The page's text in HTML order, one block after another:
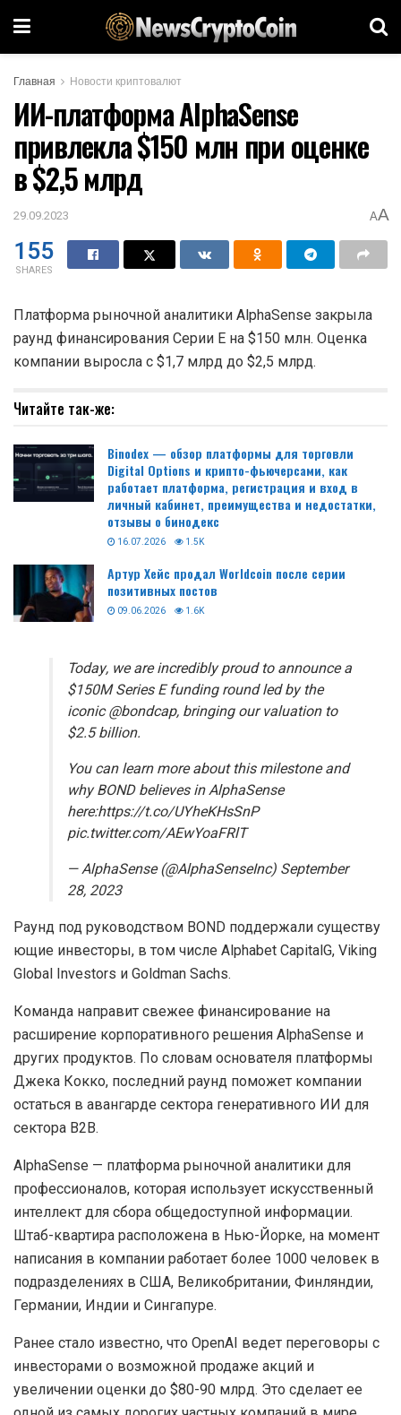
Главная Новости криптовалют
ИИ-платформа AlphaSense
привлекла $150 млн при оценке
в $2,5 млрд
29.09.2023 AA
155
SHARES
Платформа рыночной аналитики AlphaSense закрыла
раунд финансирования Серии E на $150 млн. Оценка
компании выросла с $1,7 млрд до $2,5 млрд.
Читайте так-же:
Binodex — обзор платформы для торговли
Digital Options и крипто-фьючерсами, как
работает платформа, регистрация и вход в
личный кабинет, преимущества и недостатки,
отзывы о бинодекс
16.07.2026 1.5K
Артур Хейс продал Worldcoin после серии
позитивных постов
09.06.2026 1.6K
Today, we are incredibly proud to announce a
$150M Series E funding round led by the
iconic @bondcap, bringing our valuation to
$2.5 billion.
You can learn more about this milestone and
why BOND believes in AlphaSense
here:https://t.co/UYheKHsSnP
pic.twitter.com/AEwYoaFRlT
— AlphaSense (@AlphaSenseInc) September
28, 2023
Раунд под руководством BOND поддержали существу
ющие инвесторы, в том числе Alphabet CapitalG, Viking
Global Investors и Goldman Sachs.
Команда направит свежее финансирование на
расширение корпоративного решения AlphaSense и
других продуктов. По словам основателя платформы
Джека Кокко, последний раунд поможет компании
остаться в авангарде сектора генеративного ИИ для
сектора B2B.
AlphaSense — платформа рыночной аналитики для
профессионалов, которая использует искусственный
интеллект для сбора общедоступной информации.
Штаб-квартира расположена в Нью-Йорке, на момент
написания в компании работает более 1000 человек в
подразделениях в США, Великобритании, Финляндии,
Германии, Индии и Сингапуре.
Ранее стало известно, что OpenAI ведет переговоры с
инвесторами о возможной продаже акций и
увеличении оценки до $80-90 млрд. Это сделает ее